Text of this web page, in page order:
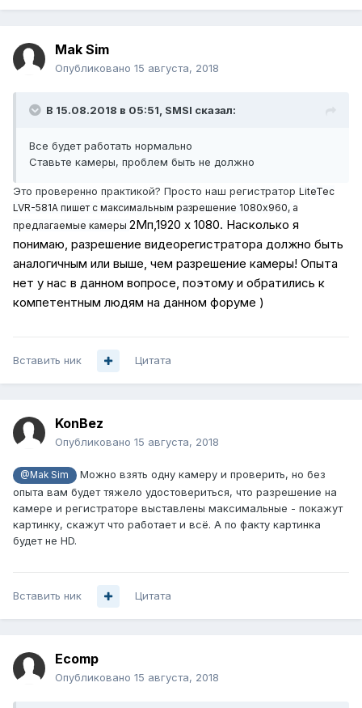
Mak Sim
Опубликовано 15 августа, 2018
В 15.08.2018 в 05:51, SMSI сказал:
Все будет работать нормально
Ставьте камеры, проблем быть не должно
Это проверенно практикой? Просто наш регистратор LiteTec
LVR-581A пишет с максимальным разрешение 1080x960, а
предлагаемые камеры 2Мп,1920 x 1080. Насколько я
понимаю, разрешение видеорегистратора должно быть
аналогичным или выше, чем разрешение камеры! Опыта
нет у нас в данном вопросе, поэтому и обратились к
компетентным людям на данном форуме )
Вставить ник Цитата
KonBez
Опубликовано 15 августа, 2018
@Mak Sim
Можно взять одну камеру и проверить, но без
опыта вам будет тяжело удостовериться, что разрешение на
камере и регистраторе выставлены максимальные - покажут
картинку, скажут что работает и всё. А по факту картинка
будет не HD.
Вставить ник Цитата
Ecomp
Опубликовано 15 августа, 2018